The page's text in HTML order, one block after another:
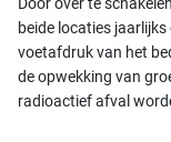
beide locaties
voetafdruk van het
de opwekking van
radioactief afval